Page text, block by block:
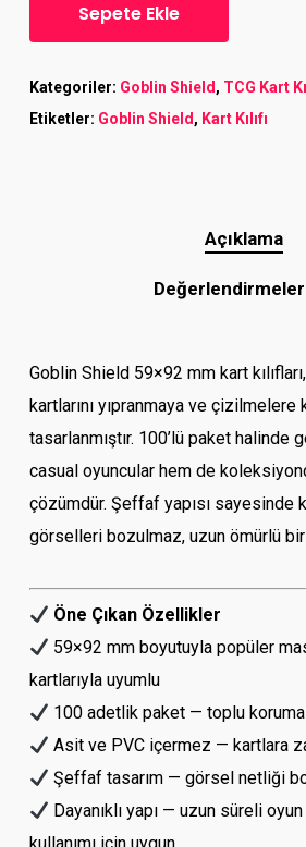
Sepete Ekle
Kategoriler: Goblin Shield, TCG Kart
Etiketler: Goblin Shield, Kart Kılıfı
Açıklama
Goblin Shield 59×92 mm kart
kartlarını yıpranmaya ve çizilmelere
tasarlanmıştır. 100’lü paket halinde
casual oyuncular hem de
çözümdür. Şeffaf yapısı sayesinde
görselleri bozulmaz, uzun ömürlü
Öne Çıkan Özellikler
59×92 mm boyutuyla popüler
kartlarıyla uyumlu
100 adetlik paket — toplu
Asit ve PVC içermez — kartlara
Şeffaf tasarım — görsel netliği
Dayanıklı yapı — uzun süreli